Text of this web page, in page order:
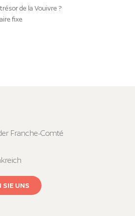
de la Vouivre ?
fixe
Franche-Comté
SIE UNS